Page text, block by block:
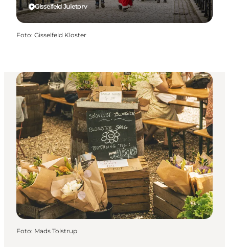
Gisselfeld Juletorv
Foto: Gisselfeld Kloster
Foto: Mads Tolstrup